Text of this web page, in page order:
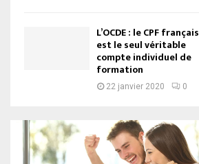
L’OCDE : le CPF français
est le seul véritable
compte individuel de
formation
22 janvier 2020 0